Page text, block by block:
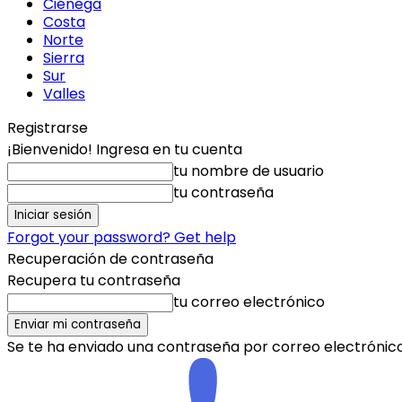
Costa
Norte
Sierra
Sur
Valles
Registrarse
¡Bienvenido! Ingresa en tu cuenta
tu nombre de usuario
tu contraseña
Forgot your password? Get help
Recuperación de contraseña
Recupera tu contraseña
tu correo electrónico
Se te ha enviado una contraseña por correo